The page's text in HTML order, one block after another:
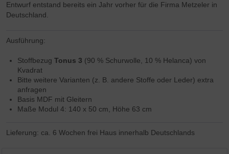
Entwurf entstand bereits ein Jahr vorher für die Firma Metzeler in
Deutschland.
Ausführung:
StoffbezugTonus 3 (90 % Schurwolle, 10 % Helanca) von
Kvadrat
Bitte weitere Varianten (z. B. andere Stoffe oder Leder) extra
anfragen
Basis MDF mit Gleitern
Maße Modul 4: 140 x 50 cm, Höhe 63 cm
Lieferung: ca. 6 Wochen frei Haus innerhalb Deutschlands